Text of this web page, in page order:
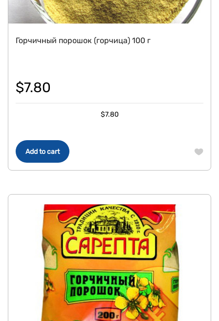
Add to cart
Горчичный порошок (горчица) 100 г
$7.80
$7.80